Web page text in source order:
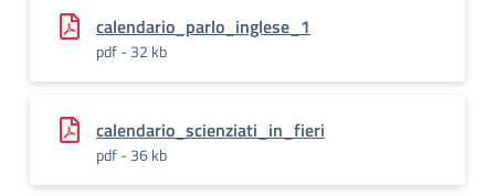
calendario_parlo_inglese_1
pdf - 32 kb
calendario_scienziati_in_fieri
pdf - 36 kb